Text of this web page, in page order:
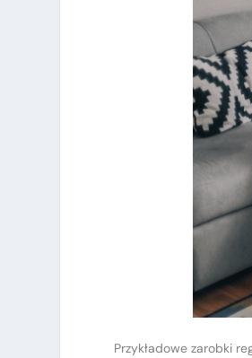
Przykładowe zarobki